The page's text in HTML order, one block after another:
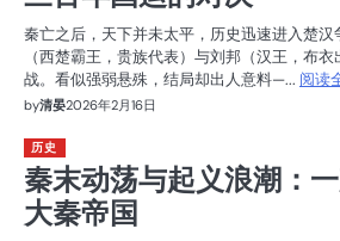
秦亡之后，天下并未太平，历史迅速进入楚
（西楚霸王，贵族代表）与刘邦（汉王，布
战。看似强弱悬殊，结局却出人意料—... 阅读
by清晏2026年2月16日
历史
秦末动荡与起义浪潮：
大秦帝国